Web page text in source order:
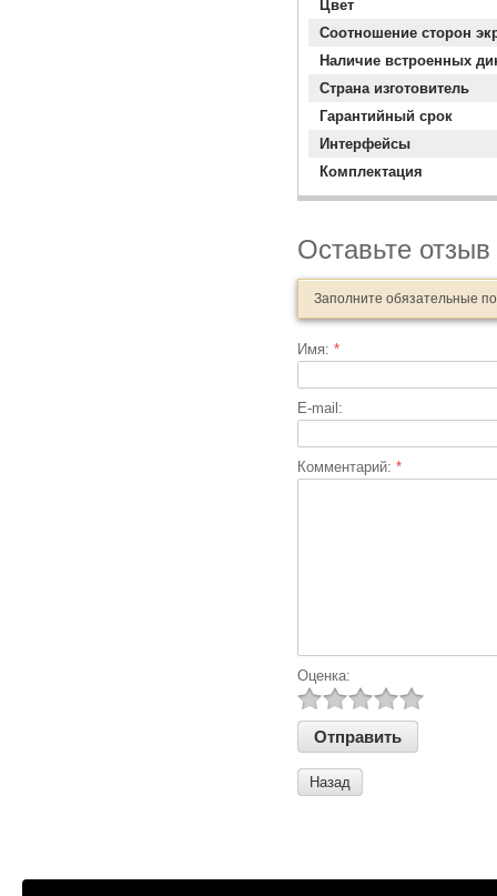
Цвет
Соотношение сторон
Наличие встроенных
Страна изготовитель
Гарантийный срок
Интерфейсы
Комплектация
Оставьте отзыв
Заполните обязательные
Имя: *
E-mail:
Комментарий: *
Оценка:
Назад